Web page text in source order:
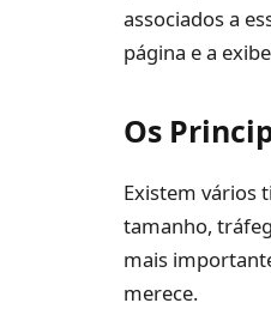
associados a
página e a
Os
Existem vários
tamanho,
mais
merece.